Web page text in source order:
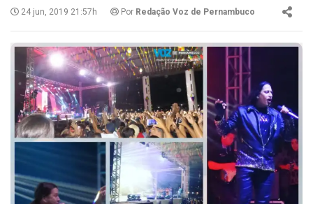
24 jun, 2019 21:57h Por Redação Voz de Pernambuco